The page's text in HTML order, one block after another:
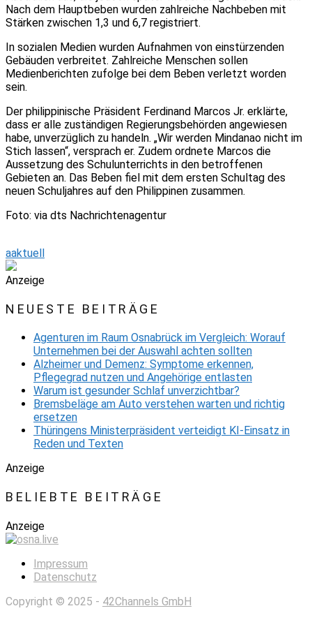
Nach dem Hauptbeben wurden zahlreiche Nachbeben mit
Stärken zwischen 1,3 und 6,7 registriert.
In sozialen Medien wurden Aufnahmen von einstürzenden
Gebäuden verbreitet. Zahlreiche Menschen sollen
Medienberichten zufolge bei dem Beben verletzt worden
sein.
Der philippinische Präsident Ferdinand Marcos Jr. erklärte,
dass er alle zuständigen Regierungsbehörden angewiesen
habe, unverzüglich zu handeln. „Wir werden Mindanao nicht im
Stich lassen“, versprach er. Zudem ordnete Marcos die
Aussetzung des Schulunterrichts in den betroffenen
Gebieten an. Das Beben fiel mit dem ersten Schultag des
neuen Schuljahres auf den Philippinen zusammen.
Foto: via dts Nachrichtenagentur
aaktuell
Anzeige
NEUESTE BEITRÄGE
Agenturen im Raum Osnabrück im Vergleich: Worauf
Unternehmen bei der Auswahl achten sollten
Alzheimer und Demenz: Symptome erkennen,
Pflegegrad nutzen und Angehörige entlasten
Warum ist gesunder Schlaf unverzichtbar?
Bremsbeläge am Auto verstehen warten und richtig
ersetzen
Thüringens Ministerpräsident verteidigt KI-Einsatz in
Reden und Texten
Anzeige
BELIEBTE BEITRÄGE
Anzeige
Impressum
Datenschutz
Copyright © 2025 - 42Channels GmbH